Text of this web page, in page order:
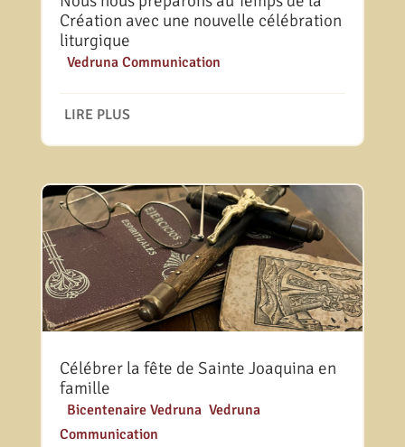
Création avec une nouvelle célébration
liturgique
Vedruna Communication
LIRE PLUS
Célébrer la fête de Sainte Joaquina en
famille
Bicentenaire Vedruna, Vedruna
Communication